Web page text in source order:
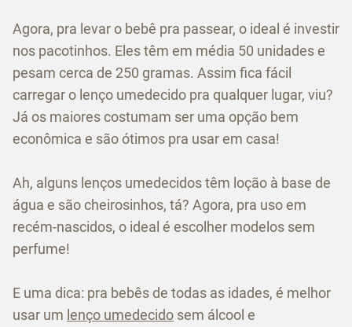
Agora, pra levar o bebê pra passear, o ideal é investir
nos pacotinhos. Eles têm em média 50 unidades e
pesam cerca de 250 gramas. Assim fica fácil
carregar o lenço umedecido pra qualquer lugar, viu?
Já os maiores costumam ser uma opção bem
econômica e são ótimos pra usar em casa!
Ah, alguns lenços umedecidos têm loção à base de
água e são cheirosinhos, tá? Agora, pra uso em
recém-nascidos, o ideal é escolher modelos sem
perfume!
E uma dica: pra bebês de todas as idades, é melhor
usar um lenço umedecido sem álcool e